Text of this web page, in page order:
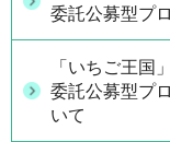
委託公募型プ
「いちご王国
委託公募型プ
いて